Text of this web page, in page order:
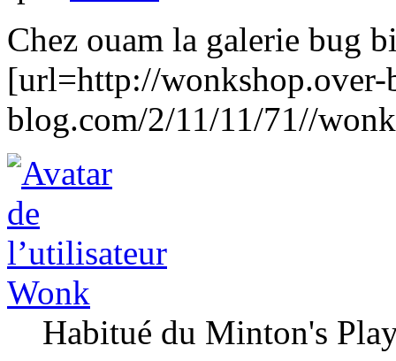
Chez ouam la galerie bug
[url=http://
blog.com/2/11/11/71//
Wonk
Habitué du Minton's